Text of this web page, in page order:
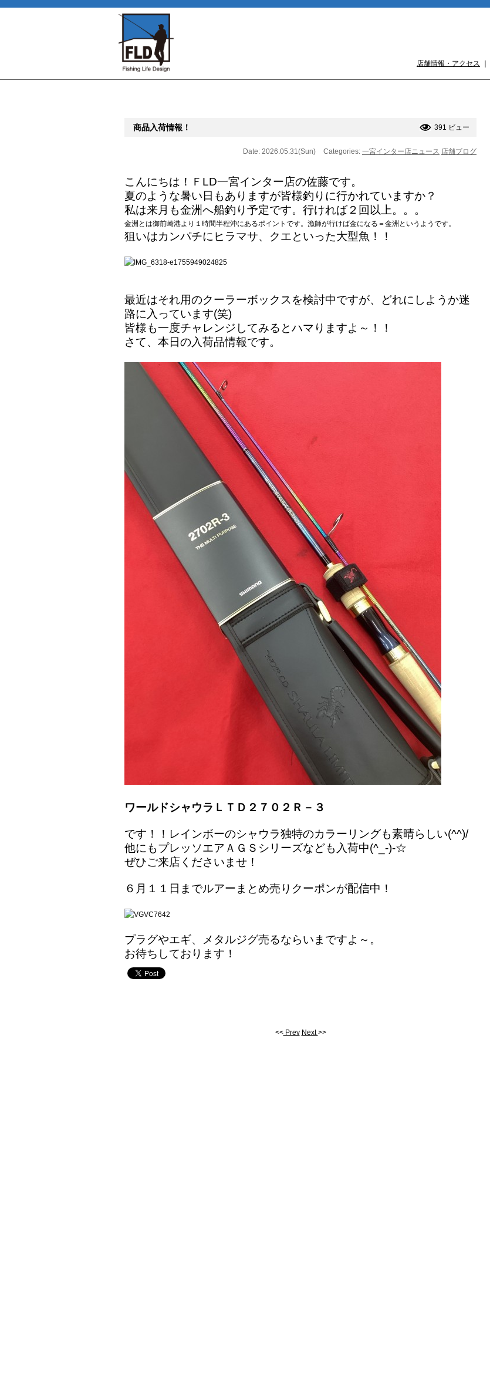
店舗情報・アクセス
商品入荷情報！ 391 ビュー
Date: 2026.05.31(Sun) Categories: 一宮インター店ニュース 店舗ブログ
こんにちは！ＦLD一宮インター店の佐藤です。
夏のような暑い日もありますが皆様釣りに行かれていますか？
私は来月も金洲へ船釣り予定です。行ければ２回以上。。。
金洲とは御前崎港より１時間半程沖にあるポイントです。漁師が行けば金になる＝金洲というようです。
狙いはカンパチにヒラマサ、クエといった大型魚！！
最近はそれ用のクーラーボックスを検討中ですが、どれにしようか迷
路に入っています(笑)
皆様も一度チャレンジしてみるとハマりますよ～！！
さて、本日の入荷品情報です。
ワールドシャウラＬＴＤ２７０２Ｒ－３
です！！レインボーのシャウラ独特のカラーリングも素晴らしい(^^)/
他にもプレッソエアＡＧＳシリーズなども入荷中(^_-)-☆
ぜひご来店くださいませ！
６月１１日までルアーまとめ売りクーポンが配信中！
プラグやエギ、メタルジグ売るならいまですよ～。
お待ちしております！
<<Prev Next>>